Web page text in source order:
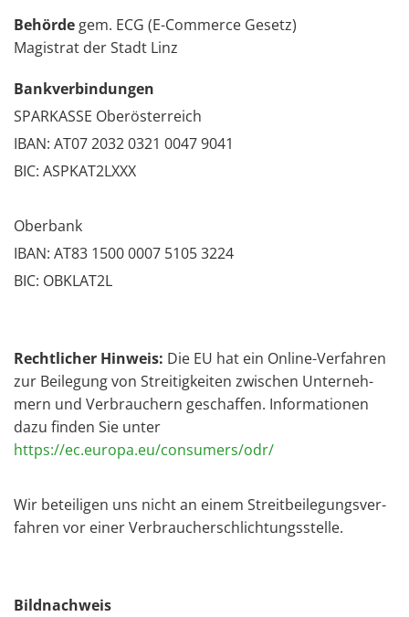
Be­hör­de gem. ECG (E-Com­mer­ce Ge­setz)
Ma­gis­trat der Stadt Linz
Bankverbindungen
SPARKASSE Oberösterreich
IBAN: AT07 2032 0321 0047 9041
BIC: ASPKAT2LXXX
Oberbank
IBAN: AT83 1500 0007 5105 3224
BIC: OBKLAT2L
Recht­li­cher Hin­weis: Die EU hat ein On­line-Ver­fah­ren
zur Bei­le­gung von Strei­tig­kei­ten zwi­schen Un­ter­neh­
mern und Ver­brau­chern ge­schaf­fen. In­for­ma­tio­nen
dazu fin­den Sie unter
https://ec.europa.eu/consumers/odr/
Wir be­tei­ligen uns nicht an einem Streit­bei­le­gungs­ver­
fah­ren vor einer Ver­brau­cher­schlich­tungs­stel­le.
Bild­nach­weis